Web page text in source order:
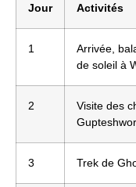
Jour Activités
1
Arrivée,
de soleil à
2
Visite des
3 Trek de